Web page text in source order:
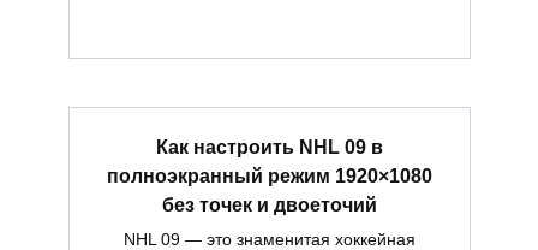
Как настроить NHL 09 в
полноэкранный режим 1920×1080
без точек и двоеточий
NHL 09 — это знаменитая хоккейная